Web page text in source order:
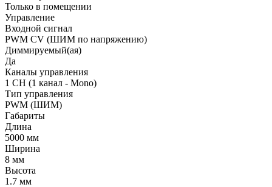
Только в помещении
Управление
Входной сигнал
PWM СV (ШИМ по напряжению)
Диммируемый(ая)
Да
Каналы управления
1 CH (1 канал - Mono)
Тип управления
PWM (ШИМ)
Габариты
Длина
5000 мм
Ширина
8 мм
Высота
1.7 мм